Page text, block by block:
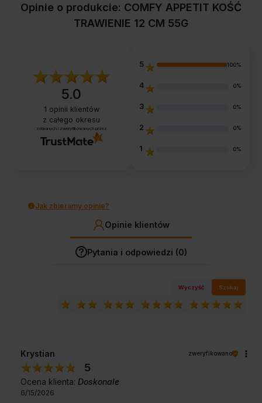
Opinie o produkcie: COMFY APPETIT KOŚĆ
TRAWIENIE 12 CM 55G
5.0
1 opinii klientów
z całego okresu
zebranych i zweryfikowanych przez
5 100%
4 0%
3 0%
2 0%
1 0%
Jak zbieramy opinie?
Opinie klientów
Pytania i odpowiedzi (0)
Wyczyść Szukaj
Krystian zweryfikowano
5
Ocena klienta: Doskonale
6/15/2026